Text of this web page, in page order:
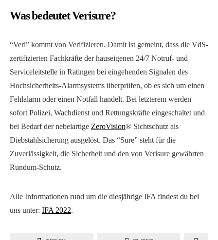
Was bedeutet Verisure?
“Veri” kommt von Verifizieren. Damit ist gemeint, dass die VdS-
zertifizierten Fachkräfte der hauseigenen 24/7 Notruf- und
Serviceleitstelle in Ratingen bei eingehenden Signalen des
Hochsicherheits-Alarmsystems überprüfen, ob es sich um einen
Fehlalarm oder einen Notfall handelt. Bei letzterem werden
sofort Polizei, Wachdienst und Rettungskräfte eingeschaltet und
bei Bedarf der nebelartige ZeroVision® Sichtschutz als
Diebstahlsicherung ausgelöst. Das “Sure” steht für die
Zuverlässigkeit, die Sicherheit und den von Verisure gewährten
Rundum-Schutz.
Alle Informationen rund um die diesjährige IFA findest du bei
uns unter: IFA 2022.